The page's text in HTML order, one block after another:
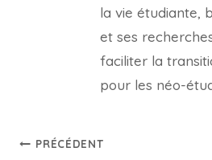
la vie étudiante,
et ses
faciliter la
pour les néo-
Navigation
PRÉCÉDENT